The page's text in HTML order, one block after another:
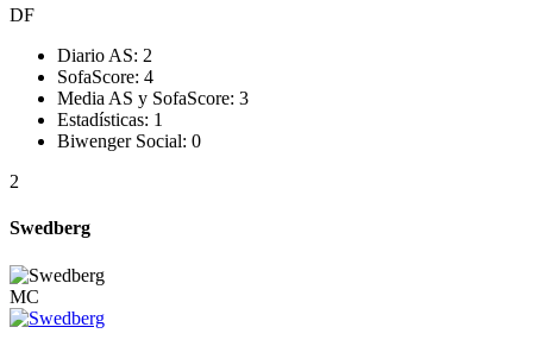
DF
Diario AS: 2
SofaScore: 4
Media AS y SofaScore: 3
Estadísticas: 1
Biwenger Social: 0
2
Swedberg
MC